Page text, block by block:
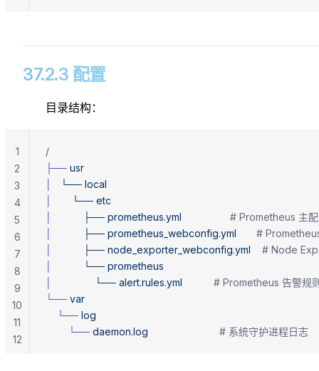
37.2.3 配置
目录结构：
/
├── usr
   └──
local
       └──
etc
           ├──
prometheus.yml
# Prometheus 主
           ├──
prometheus_webconfig.yml
#
           ├──
node_exporter_webconfig.yml
# Node
           └──
prometheus
               └──
alert.rules.yml
# Prometheus 告警规
└── var
    └──
log
        └──
daemon.log
                         # 系统守护进程日志
1
2
3
4
5
6
7
8
9
10
11
12